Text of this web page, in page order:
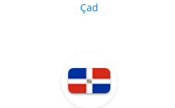
Çad